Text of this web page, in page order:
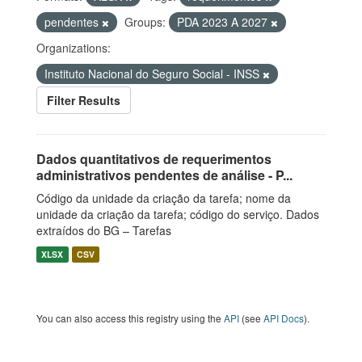
pendentes
Groups:
PDA 2023 A 2027
Organizations:
Instituto Nacional do Seguro Social - INSS
Filter Results
Dados quantitativos de requerimentos
administrativos pendentes de análise - P...
Código da unidade da criação da tarefa; nome da
unidade da criação da tarefa; código do serviço. Dados
extraídos do BG – Tarefas
XLSX CSV
You can also access this registry using the API (see API Docs).